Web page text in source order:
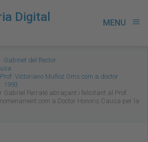
Digital
MENU menu
Gabinet del Rector
Victoriano Muñoz Oms com a doctor
1993
Gabriel Ferraté abraçant i felicitant al Prof.
com a Doctor Honoris Causa per la